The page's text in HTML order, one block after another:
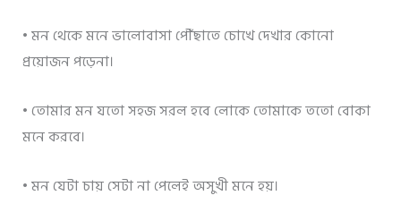
• মন থেকে মনে ভালোবাসা পৌঁছাতে চোখে দেখার কোনো
প্রয়োজন পড়েনা।
• তোমার মন যতো সহজ সরল হবে লোকে তোমাকে ততো বোকা
মনে করবে।
• মন যেটা চায় সেটা না পেলেই অসুখী মনে হয়।